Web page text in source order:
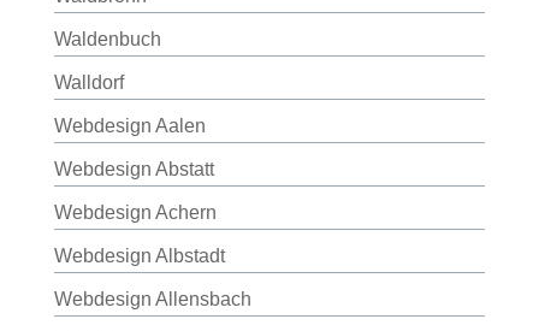
Waldenbuch
Walldorf
Webdesign Aalen
Webdesign Abstatt
Webdesign Achern
Webdesign Albstadt
Webdesign Allensbach